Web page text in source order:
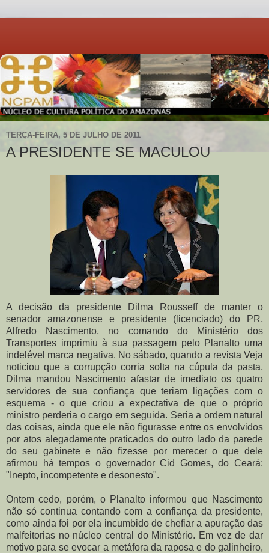
TERÇA-FEIRA, 5 DE JULHO DE 2011
A PRESIDENTE SE MACULOU
A decisão da presidente Dilma Rousseff de manter o
senador amazonense e presidente (licenciado) do PR,
Alfredo Nascimento, no comando do Ministério dos
Transportes imprimiu à sua passagem pelo Planalto uma
indelével marca negativa. No sábado, quando a revista Veja
noticiou que a corrupção corria solta na cúpula da pasta,
Dilma mandou Nascimento afastar de imediato os quatro
servidores de sua confiança que teriam ligações com o
esquema - o que criou a expectativa de que o próprio
ministro perderia o cargo em seguida. Seria a ordem natural
das coisas, ainda que ele não figurasse entre os envolvidos
por atos alegadamente praticados do outro lado da parede
do seu gabinete e não fizesse por merecer o que dele
afirmou há tempos o governador Cid Gomes, do Ceará:
"Inepto, incompetente e desonesto".
Ontem cedo, porém, o Planalto informou que Nascimento
não só continua contando com a confiança da presidente,
como ainda foi por ela incumbido de chefiar a apuração das
malfeitorias no núcleo central do Ministério. Em vez de dar
motivo para se evocar a metáfora da raposa e do galinheiro,